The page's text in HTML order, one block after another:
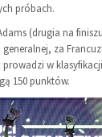
próbach.
(drugia na
za
prowadzi w klasyfikacji
150 punktów.